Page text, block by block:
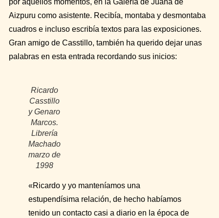
por aquellos momentos, en la Galería de Juana de
Aizpuru como asistente. Recibía, montaba y desmontaba
cuadros e incluso escribía textos para las exposiciones.
Gran amigo de Casstillo, también ha querido dejar unas
palabras en esta entrada recordando sus inicios:
Ricardo
Casstillo
y Genaro
Marcos.
Librería
Machado
marzo de
1998
«Ricardo y yo manteníamos una
estupendísima relación, de hecho habíamos
tenido un contacto casi a diario en la época de